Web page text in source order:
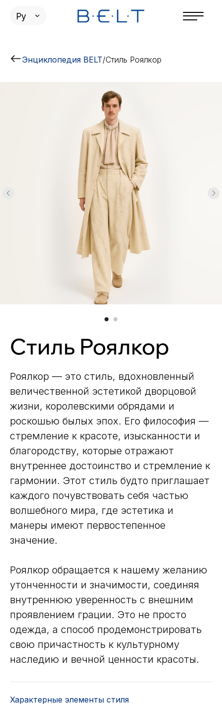
Ру
Энциклопедия BELT/Стиль Роялкор
Стиль Роялкор
Роялкор — это стиль, вдохновленный
величественной эстетикой дворцовой
жизни, королевскими обрядами и
роскошью былых эпох. Его философия —
стремление к красоте, изысканности и
благородству, которые отражают
внутреннее достоинство и стремление к
гармонии. Этот стиль будто приглашает
каждого почувствовать себя частью
волшебного мира, где эстетика и
манеры имеют первостепенное
значение.
Роялкор обращается к нашему желанию
утонченности и значимости, соединяя
внутреннюю уверенность с внешним
проявлением грации. Это не просто
одежда, а способ продемонстрировать
свою причастность к культурному
наследию и вечной ценности красоты.
Характерные элементы стиля